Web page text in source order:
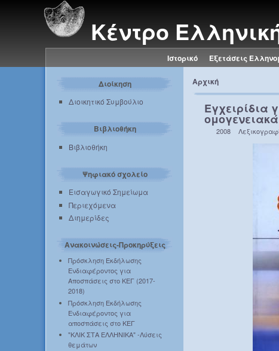
Κέντρο
Ιστορικό Εξετάσεις
Διοίκηση
Διοικητικό Συμβούλιο
Βιβλιοθήκη
Βιβλιοθήκη
Ψηφιακό σχολείο
Εισαγωγικό Σημείωμα
Περιεχόμενα
Διημερίδες
Ανακοινώσεις-Προκηρύξεις
Πρόσκληση Εκδήλωσης
Ενδιαφέροντος για
Αποσπάσεις στο ΚΕΓ (2017-
2018)
Πρόσκληση Εκδήλωσης
Ενδιαφέροντος για
αποσπάσεις στο ΚΕΓ
"ΚΛΙΚ ΣΤΑ ΕΛΛΗΝΙΚΑ" -Λύσεις
θεμάτων
Αρχική
Εγχειρίδια
2008